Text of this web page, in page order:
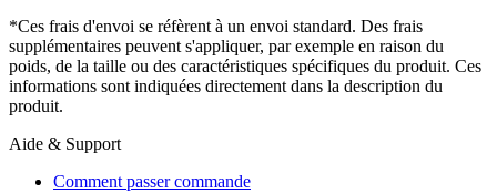
*Ces frais d'envoi se réfèrent à un envoi standard. Des frais
supplémentaires peuvent s'appliquer, par exemple en raison du
poids, de la taille ou des caractéristiques spécifiques du produit. Ces
informations sont indiquées directement dans la description du
produit.
Aide & Support
Comment passer commande